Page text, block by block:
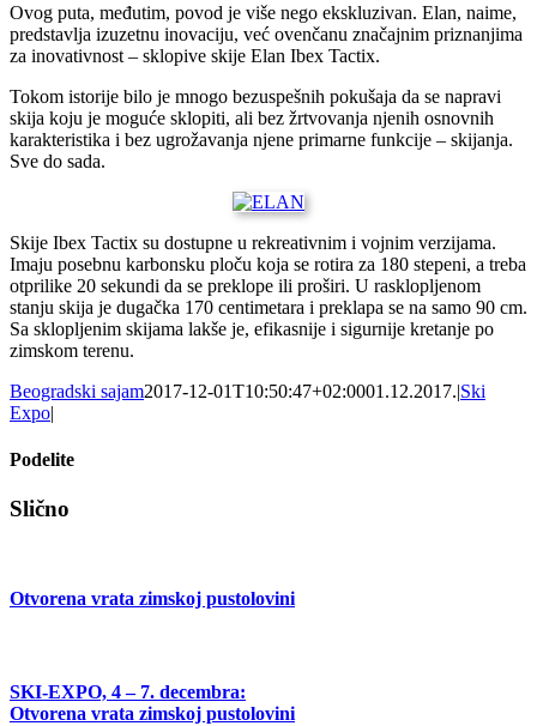
Ovog puta, međutim, povod je više nego ekskluzivan. Elan, naime,
predstavlja izuzetnu inovaciju, već ovenčanu značajnim priznanjima
za inovativnost – sklopive skije Elan Ibex Tactix.
Tokom istorije bilo je mnogo bezuspešnih pokušaja da se napravi
skija koju je moguće sklopiti, ali bez žrtvovanja njenih osnovnih
karakteristika i bez ugrožavanja njene primarne funkcije – skijanja.
Sve do sada.
Skije Ibex Tactix su dostupne u rekreativnim i vojnim verzijama.
Imaju posebnu karbonsku ploču koja se rotira za 180 stepeni, a treba
otprilike 20 sekundi da se preklope ili proširi. U rasklopljenom
stanju skija je dugačka 170 centimetara i preklapa se na samo 90 cm.
Sa sklopljenim skijama lakše je, efikasnije i sigurnije kretanje po
zimskom terenu.
Beogradski sajam2017-12-01T10:50:47+02:0001.12.2017.|Ski
Expo|
Podelite
Facebook
X
Tumblr
Pinterest
Email
Slično
Otvorena vrata zimskoj pustolovini
SKI-EXPO, 4 – 7. decembra:
Otvorena vrata zimskoj pustolovini